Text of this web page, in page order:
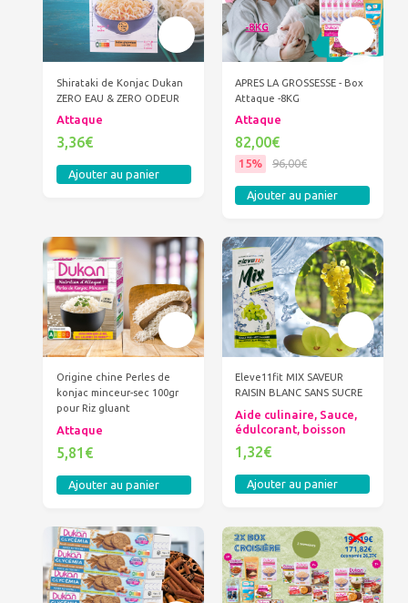
Shirataki de Konjac Dukan
ZERO EAU & ZERO ODEUR
Attaque
3,36€
Ajouter au panier
APRES LA GROSSESSE - Box
Attaque -8KG
Attaque
82,00€
15% 96,00€
Ajouter au panier
Origine chine Perles de
konjac minceur-sec 100gr
pour Riz gluant
Attaque
5,81€
Ajouter au panier
Eleve11fit MIX SAVEUR
RAISIN BLANC SANS SUCRE
Aide culinaire, Sauce,
édulcorant, boisson
1,32€
Ajouter au panier